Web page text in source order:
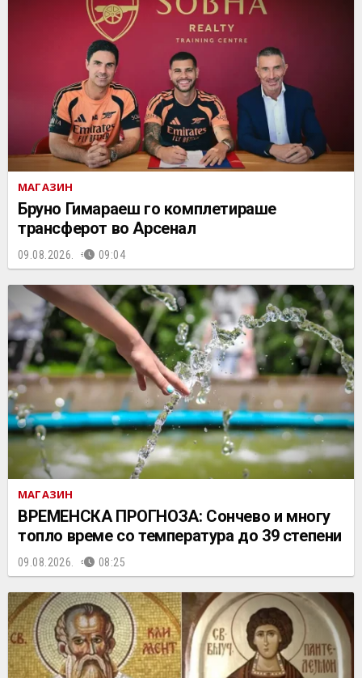
МАГАЗИН
Бруно Гимараеш го комплетираше
трансферот во Арсенал
09.08.2026. 09:04
МАГАЗИН
ВРЕМЕНСКА ПРОГНОЗА: Сончево и многу
топло време со температура до 39 степени
09.08.2026. 08:25